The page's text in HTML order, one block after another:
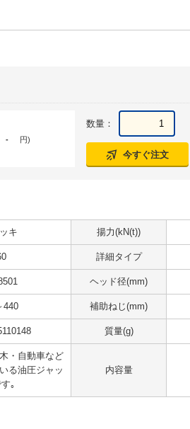
- 円)
数量：
今すぐ注文
キ 揚力(kN(t))
詳細タイプ
ヘッド径(mm)
440 補助ねじ(mm)
質量(g)
・自動車など
る油圧ジャッ
｡
内容量